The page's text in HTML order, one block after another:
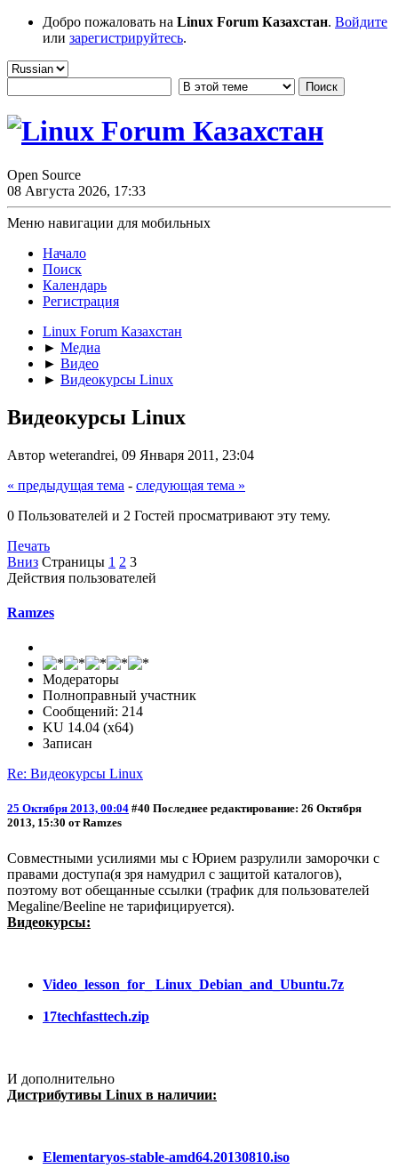
Добро пожаловать на Linux Forum Казахстан. Войдите
или зарегистрируйтесь.
Open Source
08 Августа 2026, 17:33
Меню навигации для мобильных
Начало
Поиск
Календарь
Регистрация
Linux Forum Казахстан
► Медиа
► Видео
► Видеокурсы Linux
Видеокурсы Linux
Автор weterandrei, 09 Января 2011, 23:04
« предыдущая тема - следующая тема »
0 Пользователей и 2 Гостей просматривают эту тему.
Печать
Вниз Страницы 1 2 3
Действия пользователей
Ramzes
Модераторы
Полноправный участник
Сообщений: 214
KU 14.04 (x64)
Записан
Re: Видеокурсы Linux
25 Октября 2013, 00:04 #40 Последнее редактирование: 26 Октября
2013, 15:30 от Ramzes
Совместными усилиями мы с Юрием разрулили заморочки с
правами доступа(я зря намудрил с защитой каталогов),
поэтому вот обещанные ссылки (трафик для пользователей
Megaline/Beeline не тарифицируется).
Видеокурсы:
Video_lesson_for_ Linux_Debian_and_Ubuntu.7z
17techfasttech.zip
И дополнительно
Дистрибутивы Linux в наличии:
Elementaryos-stable-amd64.20130810.iso